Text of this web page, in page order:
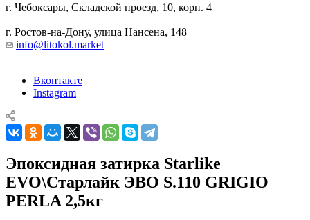
г. Чебоксары, Складской проезд, 10, корп. 4
г. Ростов-на-Дону, улица Нансена, 148
info@litokol.market
Вконтакте
Instagram
Эпоксидная затирка Starlike
EVO\Старлайк ЭВО S.110 GRIGIO
PERLA 2,5кг